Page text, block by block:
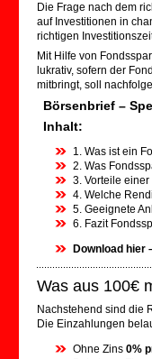
Die Frage nach dem
auf Investitionen in
richtigen
Mit Hilfe von
lukrativ, sofern der
mitbringt, soll
Börsenbrief –
Inhalt:
1. Was ist ein
2. Was
3. Vorteile
4. Welche
5. Geeignete
6. Fazit
Download hier
Was aus 100€
Nachstehend sind die
Die Einzahlungen
Ohne Zins 0%